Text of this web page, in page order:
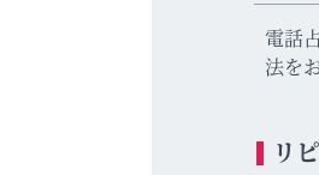
電話
法を
リ